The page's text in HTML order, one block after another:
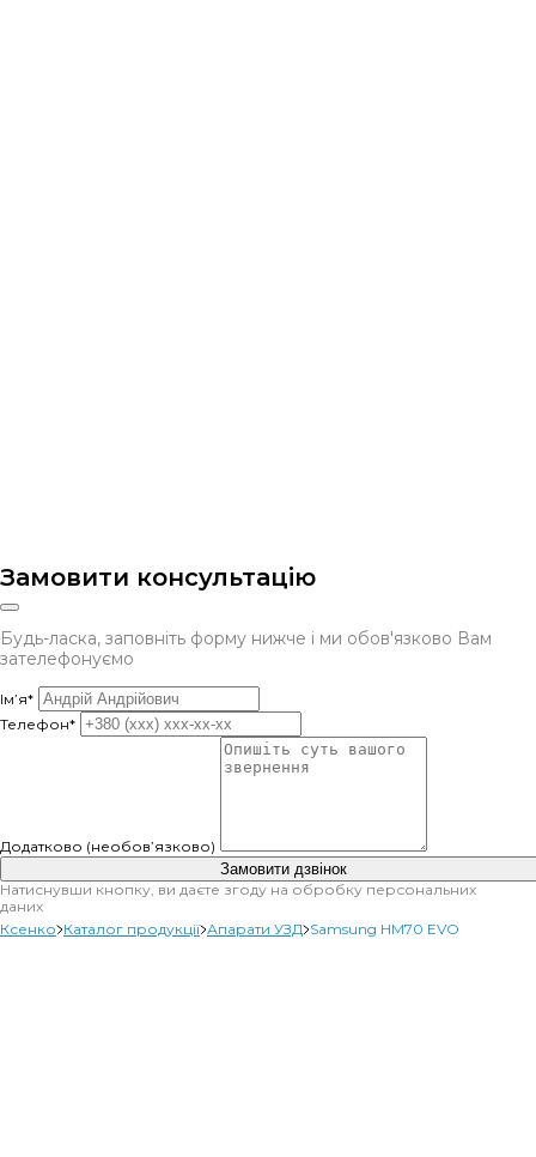
Замовити консультацію
Будь-ласка, заповніть форму нижче і ми обов'язково Вам
зателефонуємо
Ім’я*
Телефон*
Додатково (необов’язково)
Замовити дзвінок
Натиснувши кнопку, ви даєте згоду на обробку персональних
даних
Ксенко Каталог продукції Апарати УЗД Samsung HM70 EVO